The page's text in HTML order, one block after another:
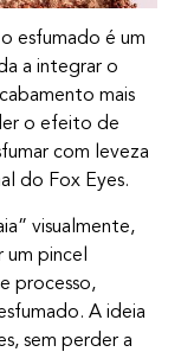
esfumado é um
a integrar o
mais
o efeito de
com leveza
do Fox Eyes.
visualmente,
pincel
processo,
A ideia
sem perder a